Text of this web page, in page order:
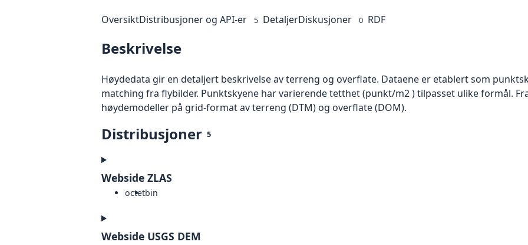
OversiktDistribusjoner og API-er 5 DetaljerDiskusjoner 0 RDF
Beskrivelse
Høydedata gir en detaljert beskrivelse av terreng og overflate. Dataene er etablert som
matching fra flybilder. Punktskyene har varierende tetthet (punkt/m2 ) tilpasset ulike formål.
høydemodeller på grid-format av terreng (DTM) og overflate (DOM).
Distribusjoner 5
Webside ZLAS
octetbin
Webside USGS DEM